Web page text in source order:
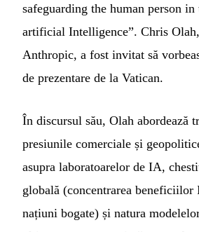
safeguarding the human person
artificial Intelligence”. Chris
Anthropic, a fost invitat să
de prezentare de la Vatican.
În discursul său, Olah abordează
presiunile comerciale și
asupra laboratoarelor de IA,
globală (concentrarea beneficiilor
națiuni bogate) și natura